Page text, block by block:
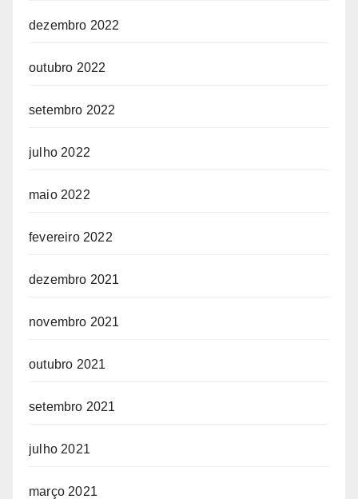
dezembro 2022
outubro 2022
setembro 2022
julho 2022
maio 2022
fevereiro 2022
dezembro 2021
novembro 2021
outubro 2021
setembro 2021
julho 2021
março 2021